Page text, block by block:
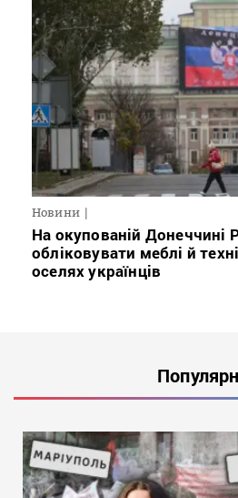
Новини
На окупованій Донеччині
обліковувати меблі й
оселях українців